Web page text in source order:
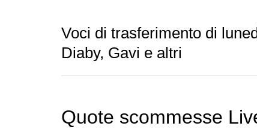
Voci di trasferimento di
Diaby, Gavi e altri
Quote scommesse